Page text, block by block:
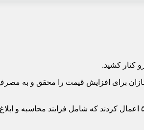
برای افزایش قیمت را محقق و به
روز گذشته اخباری از برگزاری جلسه ۶۳۲ شورای رقابت منتشر شد که بر اساس آن، اعضای این نهاد اصلاحاتی را در